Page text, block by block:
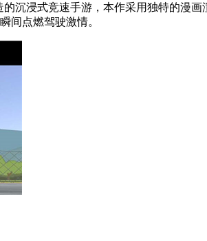
沉浸式竞速手游，本作采用独特的漫
间点燃驾驶激情。